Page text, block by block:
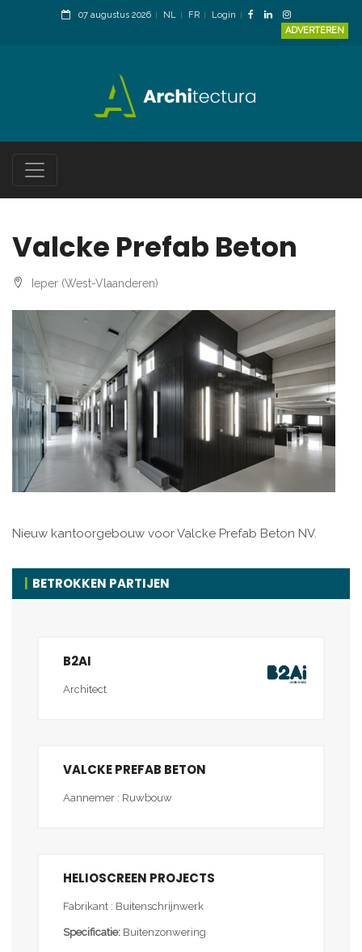
07 augustus 2026 NL FR
Login
ADVERTEREN
Valcke Prefab Beton
Ieper (West-Vlaanderen)
Nieuw kantoorgebouw voor Valcke Prefab Beton NV.
BETROKKEN PARTIJEN
B2AI
Architect
VALCKE PREFAB BETON
Aannemer : Ruwbouw
HELIOSCREEN PROJECTS
Fabrikant : Buitenschrijnwerk
Specificatie: Buitenzonwering